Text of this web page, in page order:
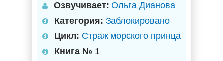
Озвучивает: Ольга Дианова
Категория: Заблокировано
Цикл: Страж морского принца
Книга № 1